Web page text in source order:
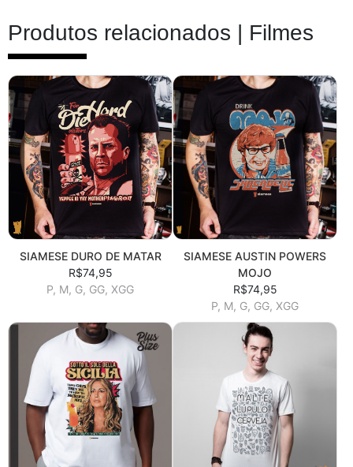
Produtos relacionados | Filmes
SIAMESE DURO DE MATAR
R$74,95
P, M, G, GG, XGG
SIAMESE AUSTIN POWERS
MOJO
R$74,95
P, M, G, GG, XGG